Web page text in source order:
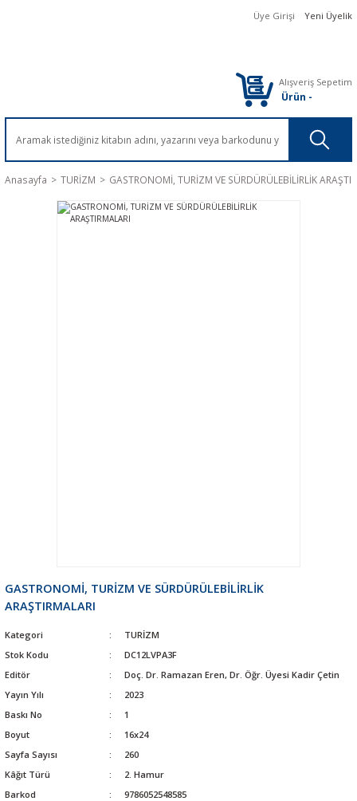
Üye Girişi Yeni Üyelik
Alışveriş Sepetim
Ürün -
Anasayfa TURİZM GASTRONOMİ, TURİZM VE SÜRDÜRÜLEBİLİRLİK
GASTRONOMİ, TURİZM VE SÜRDÜRÜLEBİLİRLİK
ARAŞTIRMALARI
Kategori
TURİZM
Stok Kodu
DC12LVPA3F
Editör
Doç. Dr. Ramazan Eren, Dr. Öğr. Üyesi Kadir Çetin
Yayın Yılı
2023
Baskı No
1
Boyut
16x24
Sayfa Sayısı
260
Kâğıt Türü
2. Hamur
Barkod
9786052548585